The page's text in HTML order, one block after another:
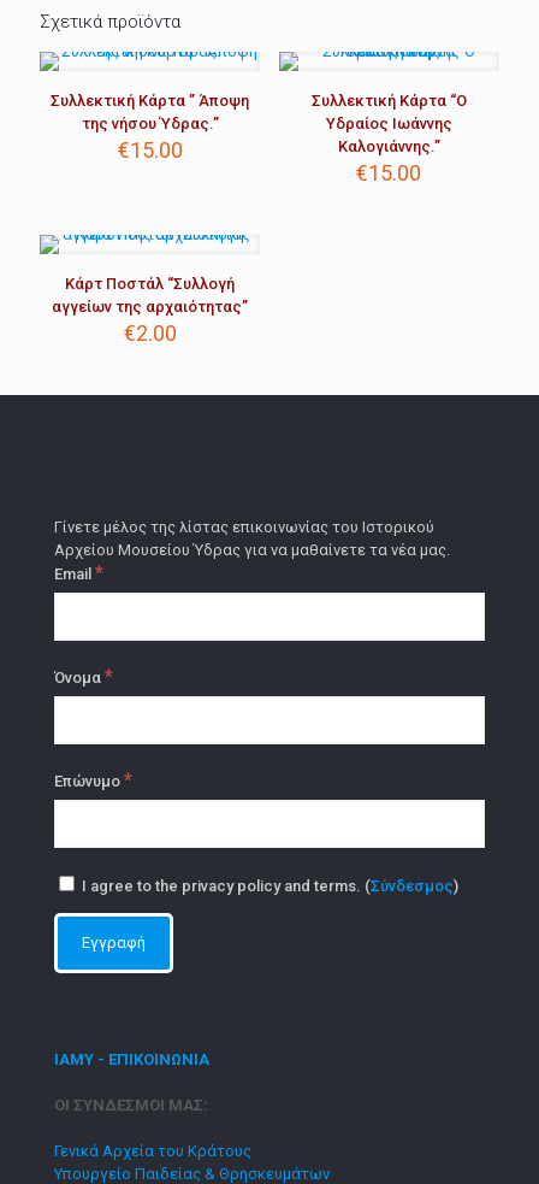
Σχετικά προϊόντα
Συλλεκτική Κάρτα ” Άποψη
της νήσου Ύδρας.”
€15.00
Συλλεκτική Κάρτα “O
Υδραίος Ιωάννης
Καλογιάννης.”
€15.00
Κάρτ Ποστάλ “Συλλογή
αγγείων της αρχαιότητας”
€2.00
Γίνετε μέλος της λίστας επικοινωνίας του Ιστορικού
Αρχείου Μουσείου Ύδρας για να μαθαίνετε τα νέα μας.
Email *
Όνομα *
Επώνυμο *
I agree to the privacy policy and terms. (Σύνδεσμος)
ΙΑΜΥ - ΕΠΙΚΟΙΝΩΝΙΑ
ΟΙ ΣΥΝΔΕΣΜΟΙ ΜΑΣ:
Γενικά Αρχεία του Κράτους
Υπουργείο Παιδείας & Θρησκευμάτων